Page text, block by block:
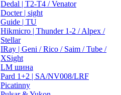
Dedal | T2-T4 / Venator
Docter | sight
Guide | TU
Hikmicro | Thunder 1-2 / Alpex /
Stellar
IRay | Geni / Rico / Saim / Tube /
XSight
LM шина
Pard 1+2 | SA/NV008/LRF
Picatinny